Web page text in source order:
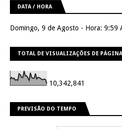
DATA / HORA
Domingo, 9 de Agosto - Hora: 9:59
TOTAL DE VISUALIZAÇÕES DE PÁGINA
10,342,841
PREVISÃO DO TEMPO